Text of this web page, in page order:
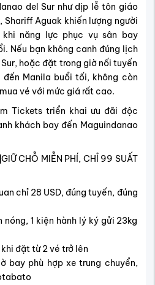
del Sur như dịp lễ tôn giáo
Shariff Aguak khiến lượng người
năng lực phục vụ sân bay
Nếu bạn không canh đúng lịch
hoặc đặt trong giờ nối tuyến
Manila buổi tối, không còn
vé với mức giá rất cao.
Tickets triển khai ưu đãi độc
khách bay đến Maguindanao
CHỖ MIỄN PHÍ, CHỈ 99 SUẤT
chỉ 28 USD, đúng tuyến, đúng
nóng, 1 kiện hành lý ký gửi 23kg
đặt từ 2 vé trở lên
bay phù hợp xe trung chuyển,